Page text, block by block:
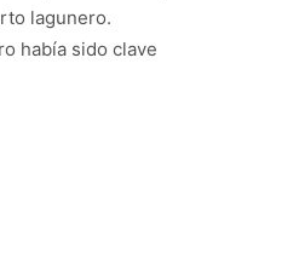
lagunero.
había sido clave